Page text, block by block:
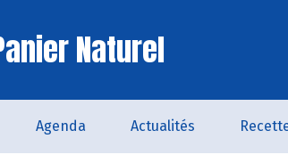
Naturel
Agenda Actualités